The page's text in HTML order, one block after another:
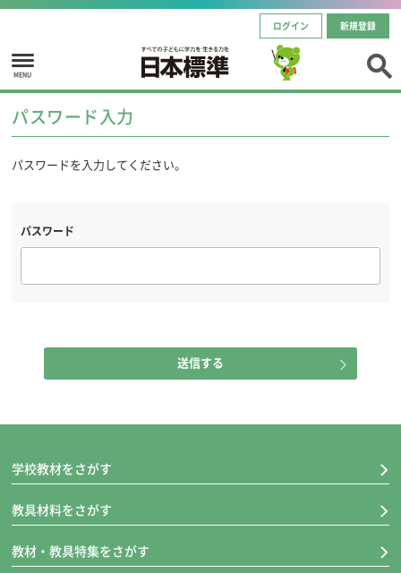
ログイン 新規登録
MENU
パスワード入力
パスワードを入力してください。
パスワード
送信する
学校教材をさがす
教具材料をさがす
教材・教具特集をさがす